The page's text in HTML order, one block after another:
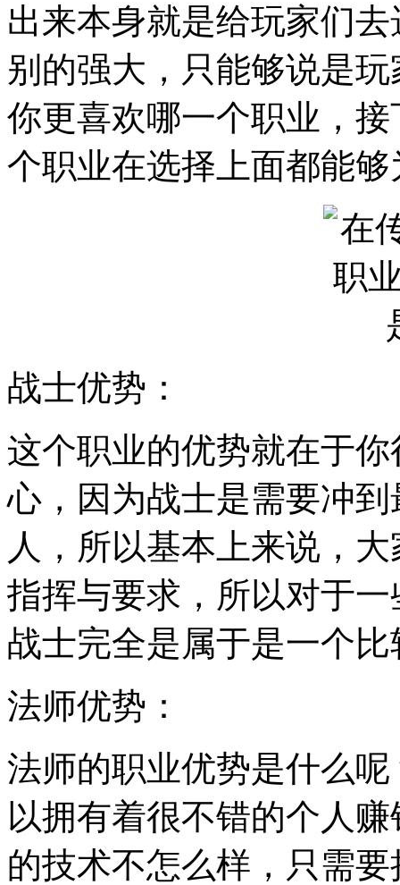
出来本身就是给玩家们
别的强大，只能够说是
你更喜欢哪一个职业，
个职业在选择上面都能
战士优势：
这个职业的优势就在于
心，因为战士是需要冲
人，所以基本上来说，
指挥与要求，所以对于
战士完全是属于是一个
法师优势：
法师的职业优势是什么
以拥有着很不错的个人
的技术不怎么样，只需